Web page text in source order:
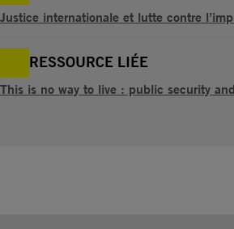
Justice internationale et lutte contre
RESSOURCE LIÉE
This is no way to live : public security